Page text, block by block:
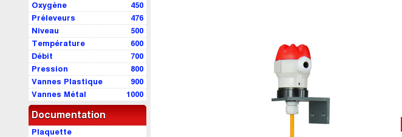
450
Oxygène
476
Préleveurs
500
Niveau
600
Température
700
Débit
800
Pression
900
Vannes Plastique
1000
Vannes Métal
Documentation
Plaquette